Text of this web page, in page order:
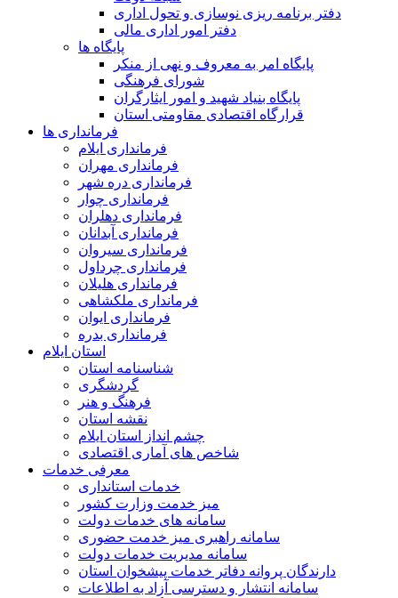
دفتر برنامه ریزی نوسازی و تحول اداری
دفتر امور اداری مالی
پایگاه ها
پایگاه امر به معروف و نهی از منکر
شورای فرهنگی
پایگاه بنیاد شهید و امور ایثارگران
قرارگاه اقتصادی مقاومتی استان
فرمانداری ها
فرمانداری ایلام
فرمانداری مهران
فرمانداری دره شهر
فرمانداری چوار
فرمانداری دهلران
فرمانداری آبدانان
فرمانداری سیروان
فرمانداری چرداول
فرمانداری هلیلان
فرمانداری ملکشاهی
فرمانداری ایوان
فرمانداری بدره
استان ایلام
شناسنامه استان
گردشگری
فرهنگ و هنر
نقشه استان
چشم انداز استان ایلام
شاخص های آماری اقتصادی
معرفی خدمات
خدمات استانداری
میز خدمت وزارت کشور
سامانه های خدمات دولت
سامانه راهبری میز خدمت حضوری
سامانه مدیریت خدمات دولت
دارندگان پروانه دفاتر خدمات پیشخوان استان
سامانه انتشار و دسترسی آزاد به اطلاعات